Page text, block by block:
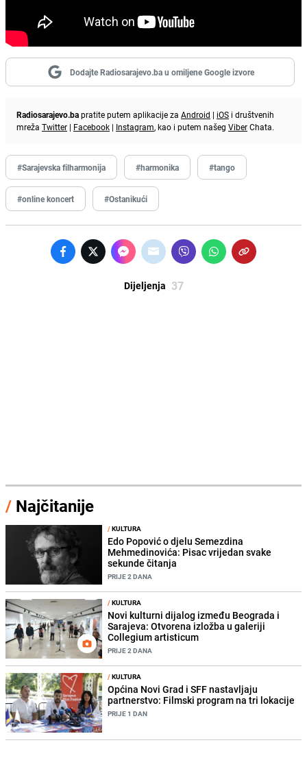
Dodajte Radiosarajevo.ba u omiljene Google izvore
Radiosarajevo.bapratite putem aplikacije za Android | iOS i društvenih
mreža Twitter | Facebook | Instagram, kao i putem našeg ViberChata.
#Sarajevska filharmonija #harmonika #tango
#online koncert #Ostanikući
Dijeljenja 37
/ Najčitanije
/KULTURA
Edo Popović o djelu Semezdina
Mehmedinovića: Pisac vrijedan svake
sekunde čitanja
PRIJE 2 DANA
/KULTURA
Novi kulturni dijalog između Beograda i
Sarajeva: Otvorena izložba u galeriji
Collegium artisticum
PRIJE 2 DANA
/KULTURA
Općina Novi Grad i SFF nastavljaju
partnerstvo: Filmski program na tri lokacije
PRIJE 1 DAN